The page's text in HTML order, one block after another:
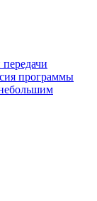
программы